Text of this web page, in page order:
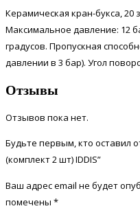
Керамическая кран-букса, 20
Максимальное давление: 12
градусов. Пропускная
давлении в 3 бар). Угол
Отзывы
Отзывов пока нет.
Будьте первым, кто оставил
(комплект 2 шт) IDDIS”
Ваш адрес email не будет
помечены *